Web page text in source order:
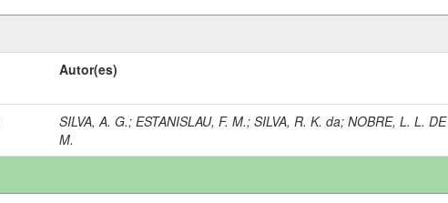
Autor(es)
SILVA, A. G.;ESTANISLAU, F. M.;SILVA, R. K. da;NOBRE, L. L. DE
M.